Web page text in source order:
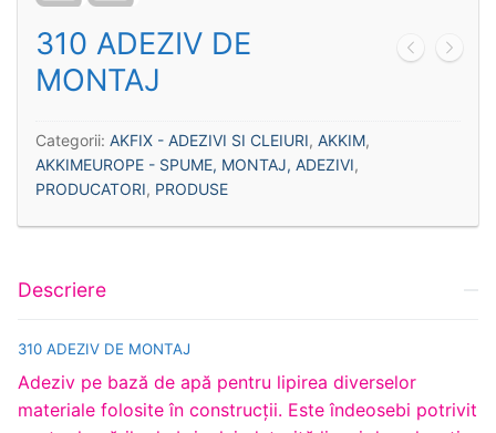
310 ADEZIV DE
MONTAJ
Categorii: AKFIX - ADEZIVI SI CLEIURI, AKKIM,
AKKIMEUROPE - SPUME, MONTAJ, ADEZIVI,
PRODUCATORI, PRODUSE
Descriere
310 ADEZIV DE MONTAJ
Adeziv pe bază de apă pentru lipirea diverselor
materiale folosite în construcţii. Este îndeosebi potrivit